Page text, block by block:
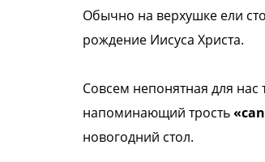
Обычно на верхушке ели
рождение Иисуса Христа.
Совсем непонятная для
напоминающий трость
новогодний стол.